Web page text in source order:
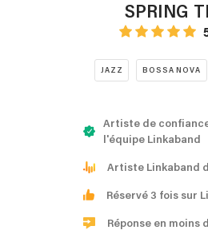
SPRING
JAZZ BOSSA NOVA
Artiste de
l'équipe Linkaband
Artiste Linkaband
Réservé 3 fois sur
Réponse en moins